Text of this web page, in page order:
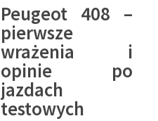
Peugeot 408 –
pierwsze
wrażenia i
opinie po
jazdach
testowych